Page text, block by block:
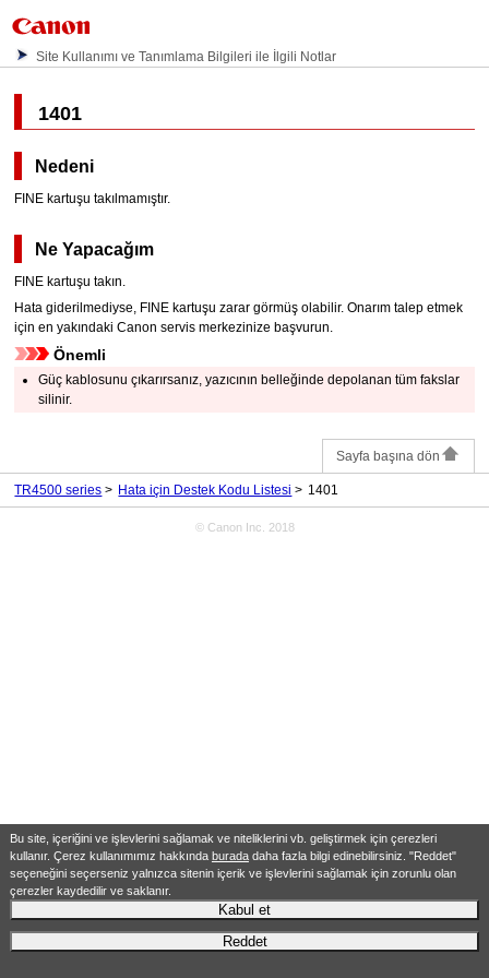
Bu site, içeriğini ve işlevlerini sağlamak ve niteliklerini vb. geliştirmek için çerezleri
kullanır. Çerez kullanımımız hakkında buradadaha fazla bilgi edinebilirsiniz. "Reddet"
seçeneğini seçerseniz yalnızca sitenin içerik ve işlevlerini sağlamak için zorunlu olan
çerezler kaydedilir ve saklanır.
Kabul et
Reddet
Site Kullanımı ve Tanımlama Bilgileri ile İlgili Notlar
1401
Nedeni
FINE kartuşu takılmamıştır.
Ne Yapacağım
FINE kartuşu takın.
Hata giderilmediyse, FINE kartuşu zarar görmüş olabilir. Onarım talep etmek
için en yakındakiCanon servis merkezinize başvurun.
Önemli
Güç kablosunu çıkarırsanız,yazıcının belleğinde depolanan tüm fakslar
silinir.
Sayfa başına dön
TR4500 series Hata için Destek Kodu Listesi 1401
© Canon Inc. 2018